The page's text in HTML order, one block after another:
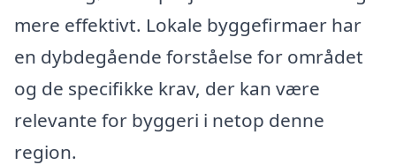
mere effektivt. Lokale byggefirmaer har
en dybdegående forståelse for området
og de specifikke krav, der kan være
relevante for byggeri i netop denne
region.